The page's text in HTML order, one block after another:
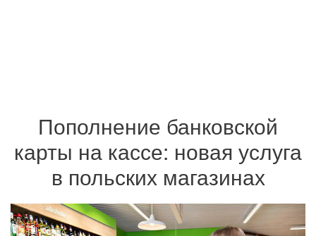
Пополнение банковской
карты на кассе: новая услуга
в польских магазинах